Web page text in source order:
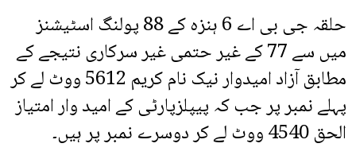
حلقہ جی بی اے 6 ہنزہ کے 88 پولنگ اسٹیشنز
میں سے 77 کے غیر حتمی غیر سرکاری نتیجے کے
مطابق آزاد امیدوار نیک نام کریم 5612 ووٹ لے کر
پہلے نمبر پر جب کہ پیپلزپارٹی کے امید وار امتیاز
الحق 4540 ووٹ لے کر دوسرے نمبر پر ہیں۔